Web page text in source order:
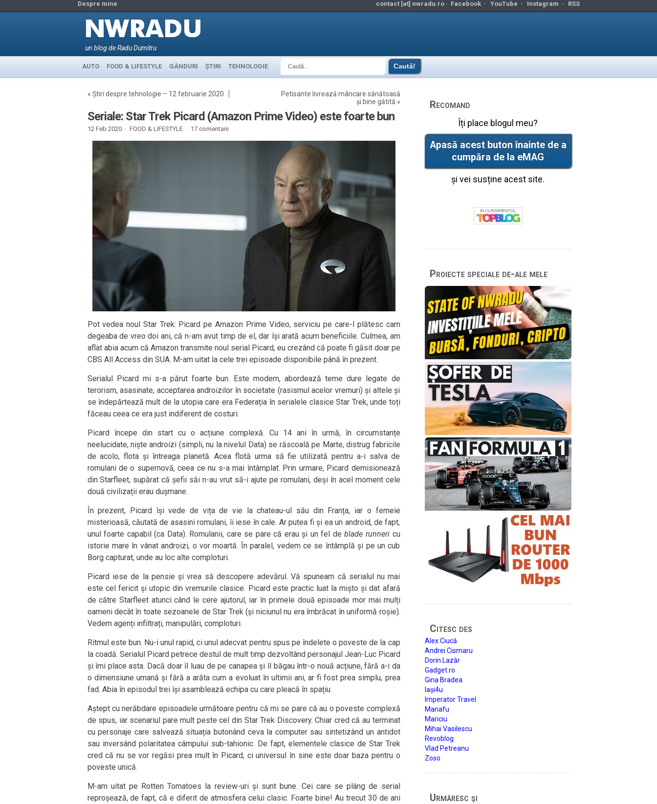
Despre mine contact [at] nwradu.ro · Facebook· YouTube · Instagram · RSS
un blog de Radu Dumitru
AUTO FOOD & LIFESTYLE GÂNDURI ȘTIRI TEHNOLOGIE
« Știri despre tehnologie – 12 februarie 2020
Petisante livrează mâncare sănătoasă
și bine gătită »
Seriale: Star Trek Picard (Amazon Prime Video) este foarte bun
12 Feb 2020 · FOOD & LIFESTYLE· 17 comentarii
Pot vedea noul Star Trek: Picard pe Amazon Prime Video, serviciu pe care-l plătesc cam
degeaba de vreo doi ani, că n-am avut timp de el, dar își arată acum beneficiile. Culmea, am
aflat abia acum că Amazon transmite noul serial Picard, eu crezând că poate fi găsit doar pe
CBS All Access din SUA. M-am uitat la cele trei episoade disponibile până în prezent.
Serialul Picard mi s-a părut foarte bun. Este modern, abordează teme dure legate de
terorism, asasinate, acceptarea androizilor în societate (rasismul acelor vremuri) și altele și
se îndepărtează mult de la utopia care era Federația în serialele clasice Star Trek, unde toți
făceau ceea ce era just indiferent de costuri.
Picard începe din start cu o acțiune complexă. Cu 14 ani în urmă, în circumstanțe
neelucidate, niște androizi (simpli, nu la nivelul Data) se răscoală pe Marte, distrug fabricile
de acolo, flota și întreaga planetă. Acea flotă urma să fie utilizată pentru a-i salva de
romulani de o supernovă, ceea ce nu s-a mai întâmplat. Prin urmare, Picard demisionează
din Starfleet, supărat că șefii săi n-au vrut să-i ajute pe romulani, deși în acel moment cele
două civilizații erau dușmane.
În prezent, Picard își vede de vița de vie la chateau-ul său din Franța, iar o femeie
misterioasă, căutată de asasini romulani, îi iese în cale. Ar putea fi și ea un android, de fapt,
unul foarte capabil (ca Data). Romulanii, care se pare că erau și un fel deblade runnericu
istorie mare în vânat androizi, o vor moartă. În paralel, vedem ce se întâmplă și pe un cub
Borg capturat, unde au loc alte comploturi.
Picard iese de la pensie și vrea să descopere adevărul. Vă spuneam că serialul nu mai
este cel fericit și utopic din vremurile clasice. Picard este practic luat la mișto și dat afară
de către Starfleet atunci când le cere ajutorul, iar în primele două episoade mor mai mulți
oameni decât în toate sezoanele de Star Trek (și niciunul nu era îmbrăcat în uniformă roșie).
Vedem agenți infiltrați, manipulări, comploturi.
Ritmul este bun. Nu-i unul rapid, ci unul adecvat pentru spus pe îndelete o poveste de la cap
la coadă. Serialul Picard petrece destul de mult timp dezvoltând personajul Jean-Luc Picard
și îmi place asta. Dacă doar îl luau de pe canapea și îl băgau într-o nouă acțiune, fără a-i da
o dimensiune umană și fără a arăta cum a evoluat în ultimii ani, ar fi fost prea simplu, prea
fad. Abia în episodul trei își asamblează echipa cu care pleacă în spațiu.
Aștept cu nerăbdare episoadele următoare pentru că mi se pare că au o poveste complexă
de spus, iar scenariul pare mult peste cel din Star Trek Discovery. Chiar cred că au terminat
cu personaje care salvează situația butonând ceva la computer sau sintetizând un antidot
sau inversând polaritatea câmpului sub-tahionic. De fapt, elementele clasice de Star Trek
cred că nu se vor regăsi prea mult în Picard, ci universul în sine este doar baza pentru o
poveste unică.
M-am uitat pe Rotten Tomatoes la review-uri și sunt bune. Cei care se plâng de serial
reproșează, de fapt, că e diferit de atmosfera celui clasic. Foarte bine! Au trecut 30 de ani
Recomand
Îți place blogul meu?
Apasă acest buton înainte de a
cumpăra de la eMAG
și vei susține acest site.
Proiecte speciale de-ale mele
Citesc des
Alex Ciucă
Andrei Cismaru
Dorin Lazăr
Gadget.ro
Gina Bradea
Iași4u
Imperator Travel
Manafu
Mariciu
Mihai Vasilescu
Revoblog
Vlad Petreanu
Zoso
Urmăresc şi